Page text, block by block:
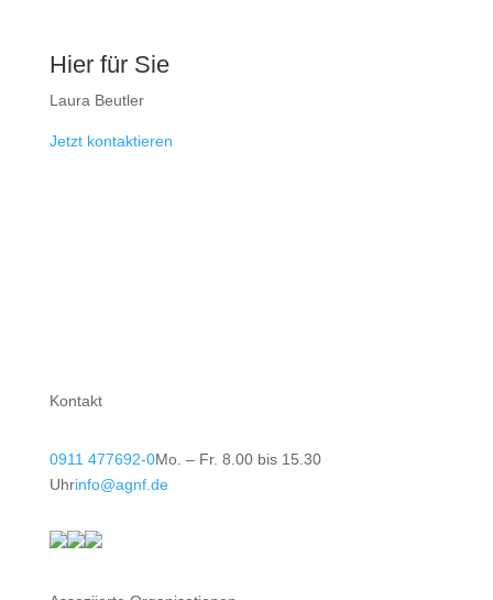
Hier für Sie
Laura Beutler
Jetzt kontaktieren
Kontakt
0911 477692-0Mo. – Fr. 8.00 bis 15.30
Uhrinfo@agnf.de